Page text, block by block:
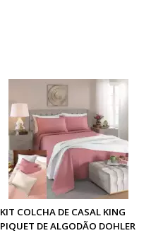
KIT COLCHA DE CASAL KING
PIQUET DE ALGODÃO DOHLER